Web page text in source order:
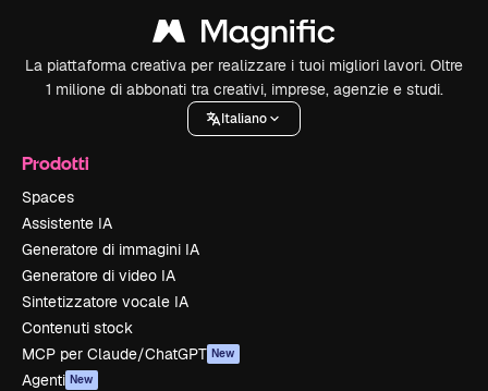
La piattaforma creativa per realizzare i tuoi migliori lavori. Oltre
1 milione di abbonati tra creativi, imprese, agenzie e studi.
Italiano
Prodotti
Spaces
Assistente IA
Generatore di immagini IA
Generatore di video IA
Sintetizzatore vocale IA
Contenuti stock
MCP per Claude/ChatGPT New
Agenti New